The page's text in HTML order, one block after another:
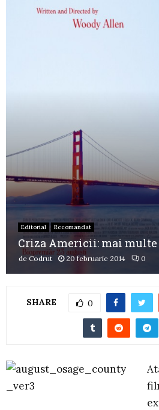
Editorial Recomandat
Criza Americii: mai
de Codrut 20 februarie 2014 0
SHARE 0